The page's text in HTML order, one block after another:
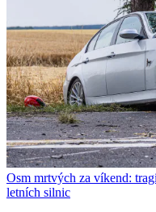
Osm mrtvých za víkend:
letních silnic